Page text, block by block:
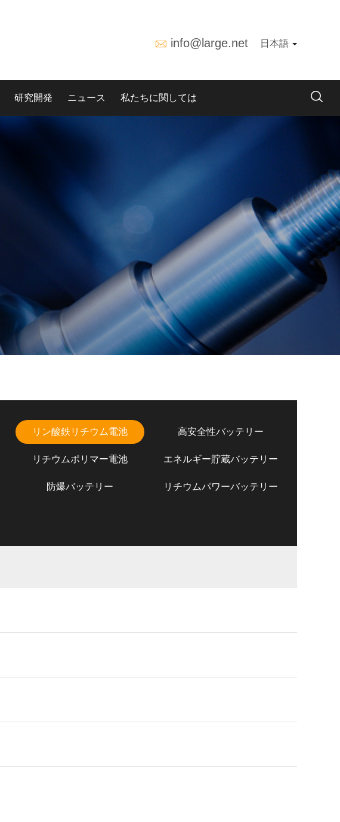
info@large.net 日本語
研究開発 ニュース 私たちに関しては
リン酸鉄リチウム電池 高安全性バッテリー
リチウムポリマー電池 エネルギー貯蔵バッテリー
防爆バッテリー リチウムパワーバッテリー